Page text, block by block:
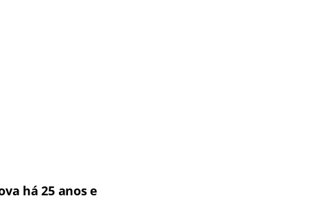
há 25 anos e